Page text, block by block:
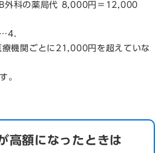
外科の薬局代 8,000円＝12,000
…4.
機関ごとに21,000円を超えていな
。
高額になったときは